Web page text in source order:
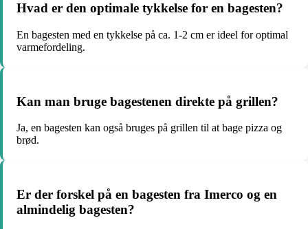
Hvad er den optimale tykkelse for en bagesten?
En bagesten med en tykkelse på ca. 1-2 cm er ideel for optimal
varmefordeling.
Kan man bruge bagestenen direkte på grillen?
Ja, en bagesten kan også bruges på grillen til at bage pizza og
brød.
Er der forskel på en bagesten fra Imerco og en
almindelig bagesten?